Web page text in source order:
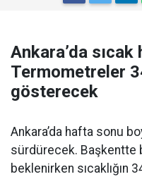
Ankara’da
Termometreler
gösterecek
Ankara’da hafta sonu
sürdürecek. Başkentte
beklenirken sıcaklığın